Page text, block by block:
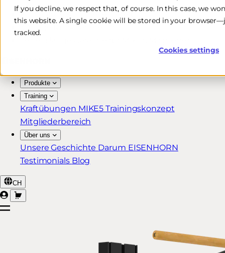
If you decline, we respect that, of course. In this case, we
this website. A single cookie will be stored in your
tracked.
Cookies settings
Kostenlose & schnelle Lieferung*
30 Tage Rückgaberecht
Produkte
Training
Kraftübungen MIKE5 Trainingskonzept
Mitgliederbereich
Über uns
Unsere Geschichte Darum EISENHORN
Testimonials Blog
CH